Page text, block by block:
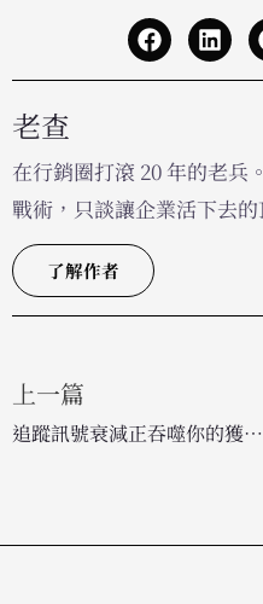
老查
在行銷圈打滾 20 年的老兵
戰術，只談讓企業活下去的
了解作者
上一篇
追蹤訊號衰減正吞噬你的獲客成效：如何找回被低估的漏斗頂端轉換？